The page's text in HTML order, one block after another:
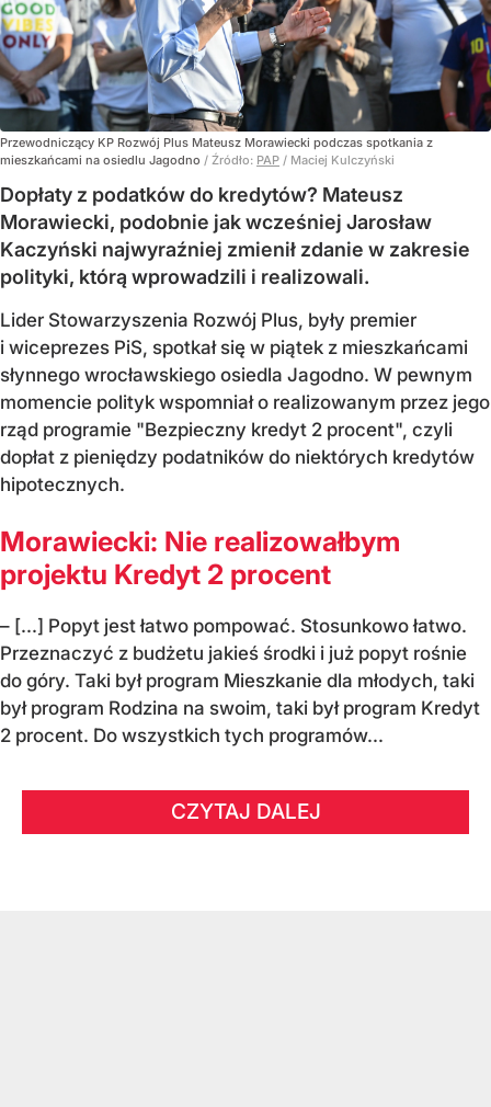
Przewodniczący KP Rozwój Plus Mateusz Morawiecki podczas spotkania z
mieszkańcami na osiedlu Jagodno / Źródło: PAP / Maciej Kulczyński
Dopłaty z podatków do kredytów? Mateusz
Morawiecki, podobnie jak wcześniej Jarosław
Kaczyński najwyraźniej zmienił zdanie w zakresie
polityki, którą wprowadzili i realizowali.
Lider Stowarzyszenia Rozwój Plus, były premier
i wiceprezes PiS, spotkał się w piątek z mieszkańcami
słynnego wrocławskiego osiedla Jagodno. W pewnym
momencie polityk wspomniał o realizowanym przez jego
rząd programie "Bezpieczny kredyt 2 procent", czyli
dopłat z pieniędzy podatników do niektórych kredytów
hipotecznych.
Morawiecki: Nie realizowałbym
projektu Kredyt 2 procent
– [...] Popyt jest łatwo pompować. Stosunkowo łatwo.
Przeznaczyć z budżetu jakieś środki i już popyt rośnie
do góry. Taki był program Mieszkanie dla młodych, taki
był program Rodzina na swoim, taki był program Kredyt
2 procent. Do wszystkich tych programów...
CZYTAJ DALEJ